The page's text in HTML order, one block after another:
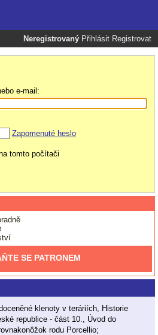
Neregistrovaný Přihlásit Registrovat
e-mail:
Zapomenuté heslo
tomto počítači
SE PATRONEM
klenoty v teráriích, Historie
republice - část 10., Úvod do
rodu Porcellio;